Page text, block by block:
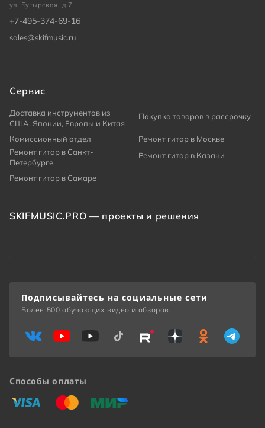
ул. Бутырская, д.7
+7-495-374-69-16
sales@skifmusic.ru
Сервис
Доставка инструментов из
США, Японии, Европы и Китая
Покупка товаров в рассрочку
Комиссионный отдел
Ремонт гитар в Москве
Ремонт гитар в Санкт-
Петербурге
Ремонт гитар в Казани
Ремонт гитар в Самаре
SKIFMUSIC.PRO — проекты и решения
Способы оплаты
«Виза» «Мастеркард»
«Мир»
Подписывайтесь на социальные сети
Более 500 обучающих видео и обзоров